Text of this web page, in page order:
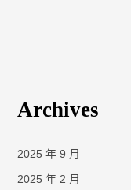
Archives
2025 年 9 月
2025 年 2 月